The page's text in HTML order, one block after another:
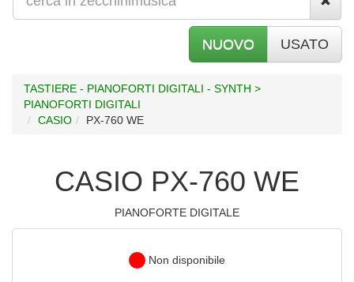
NUOVO USATO
TASTIERE - PIANOFORTI DIGITALI - SYNTH >
PIANOFORTI DIGITALI
CASIO
PX-760 WE
CASIO PX-760 WE
PIANOFORTE DIGITALE
Non disponibile